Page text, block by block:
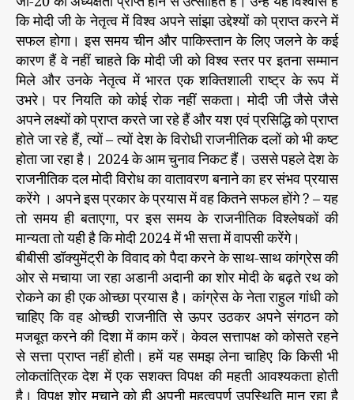
कि मोदी जी के नेतृत्व में विश्व अपने सांझा उद्देश्यों को प्राप्त करने में
सफल होगा। इस समय चीन और पाकिस्तान के लिए जलने के कई
कारण हैं वे नहीं चाहते कि मोदी जी को विश्व स्तर पर इतना सम्मान
मिले और उनके नेतृत्व में भारत एक शक्तिशाली राष्ट्र के रूप में
उभरे। पर नियति को कोई रोक नहीं सकता। मोदी जी जैसे जैसे
अपने लक्ष्यों को प्राप्त करते जा रहे हैं और यश एवं प्रसिद्धि को प्राप्त
होते जा रहे हैं, त्यों – त्यों देश के विरोधी राजनीतिक दलों को भी कष्ट
होता जा रहा है। 2024 के आम चुनाव निकट हैं। उससे पहले देश के
राजनीतिक दल मोदी विरोध का वातावरण बनाने का हर संभव प्रयास
करेंगे । अपने इस प्रकार के प्रयास में वह कितने सफल होंगे ? – यह
तो समय ही बताएगा, पर इस समय के राजनीतिक विश्लेषकों की
मान्यता तो यही है कि मोदी 2024 में भी सत्ता में वापसी करेंगे।
बीबीसी डॉक्युमेंट्री के विवाद को पैदा करने के साथ-साथ कांग्रेस की
ओर से मचाया जा रहा अडानी अदानी का शोर मोदी के बढ़ते रथ को
रोकने का ही एक ओच्छा प्रयास है। कांग्रेस के नेता राहुल गांधी को
चाहिए कि वह ओच्छी राजनीति से ऊपर उठकर अपने संगठन को
मजबूत करने की दिशा में काम करें। केवल सत्तापक्ष को कोसते रहने
से सत्ता प्राप्त नहीं होती। हमें यह समझ लेना चाहिए कि किसी भी
लोकतांत्रिक देश में एक सशक्त विपक्ष की महती आवश्यकता होती
है। विपक्ष शोर मचाने को ही अपनी महत्वपूर्ण उपस्थिति मान रहा है